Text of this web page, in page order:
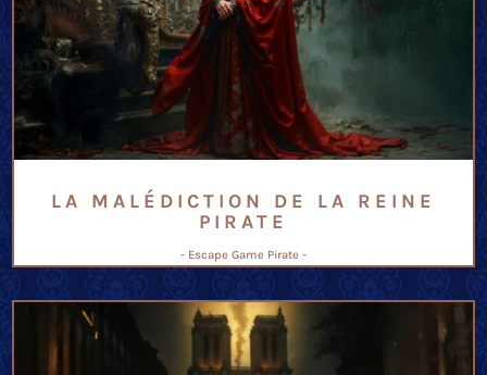
LA MALÉDICTION DE LA REINE
PIRATE
- Escape Game Pirate -